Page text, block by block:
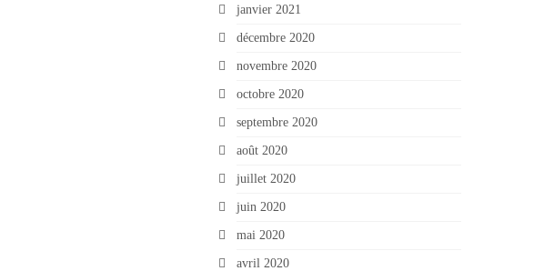
janvier 2021
décembre 2020
novembre 2020
octobre 2020
septembre 2020
août 2020
juillet 2020
juin 2020
mai 2020
avril 2020